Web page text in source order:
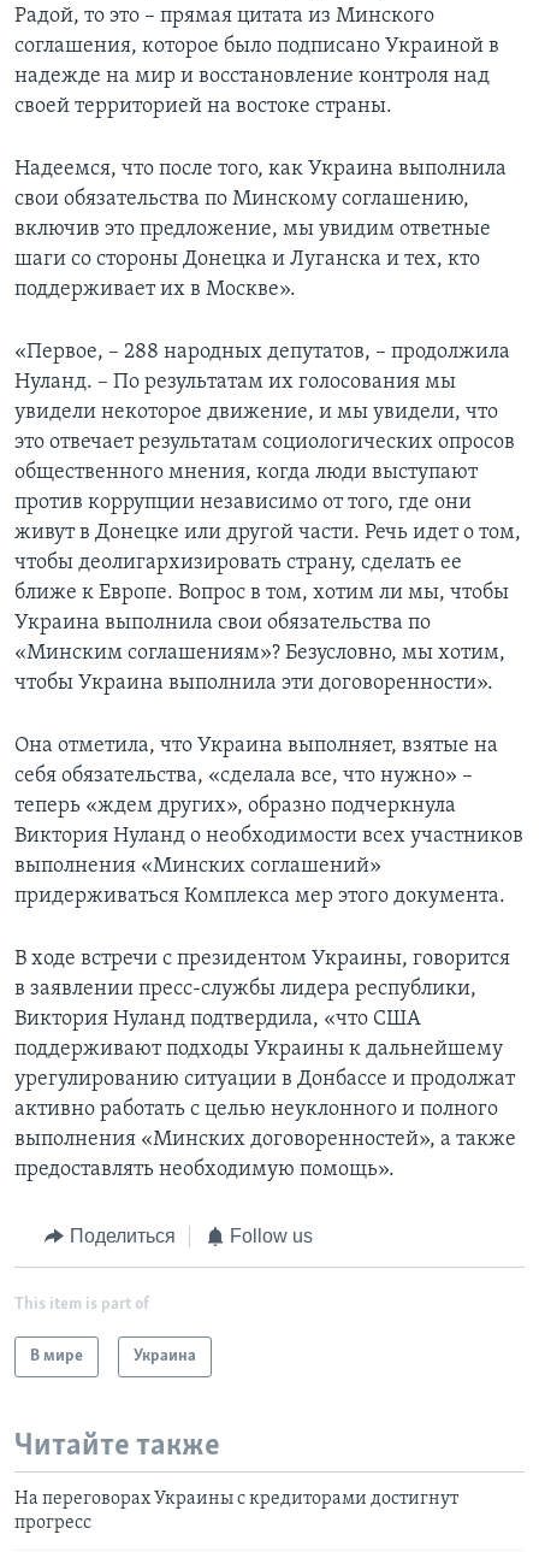
Радой, то это – прямая цитата из Минского
соглашения, которое было подписано Украиной в
надежде на мир и восстановление контроля над
своей территорией на востоке страны.
Надеемся, что после того, как Украина выполнила
свои обязательства по Минскому соглашению,
включив это предложение, мы увидим ответные
шаги со стороны Донецка и Луганска и тех, кто
поддерживает их в Москве».
«Первое, – 288 народных депутатов, – продолжила
Нуланд. – По результатам их голосования мы
увидели некоторое движение, и мы увидели, что
это отвечает результатам социологических опросов
общественного мнения, когда люди выступают
против коррупции независимо от того, где они
живут в Донецке или другой части. Речь идет о том,
чтобы деолигархизировать страну, сделать ее
ближе к Европе. Вопрос в том, хотим ли мы, чтобы
Украина выполнила свои обязательства по
«Минским соглашениям»? Безусловно, мы хотим,
чтобы Украина выполнила эти договоренности».
Она отметила, что Украина выполняет, взятые на
себя обязательства, «сделала все, что нужно» –
теперь «ждем других», образно подчеркнула
Виктория Нуланд о необходимости всех участников
выполнения «Минских соглашений»
придерживаться Комплекса мер этого документа.
В ходе встречи с президентом Украины, говорится
в заявлении пресс-службы лидера республики,
Виктория Нуланд подтвердила, «что США
поддерживают подходы Украины к дальнейшему
урегулированию ситуации в Донбассе и продолжат
активно работать с целью неуклонного и полного
выполнения «Минских договоренностей», а также
предоставлять необходимую помощь».
Поделиться Follow us
This item is part of
В мире Украина
Читайте также
На переговорах Украины с кредиторами достигнут
прогресс